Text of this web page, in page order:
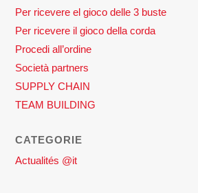
Per ricevere el gioco delle 3 buste
Per ricevere il gioco della corda
Procedi all’ordine
Società partners
SUPPLY CHAIN
TEAM BUILDING
CATEGORIE
Actualités @it